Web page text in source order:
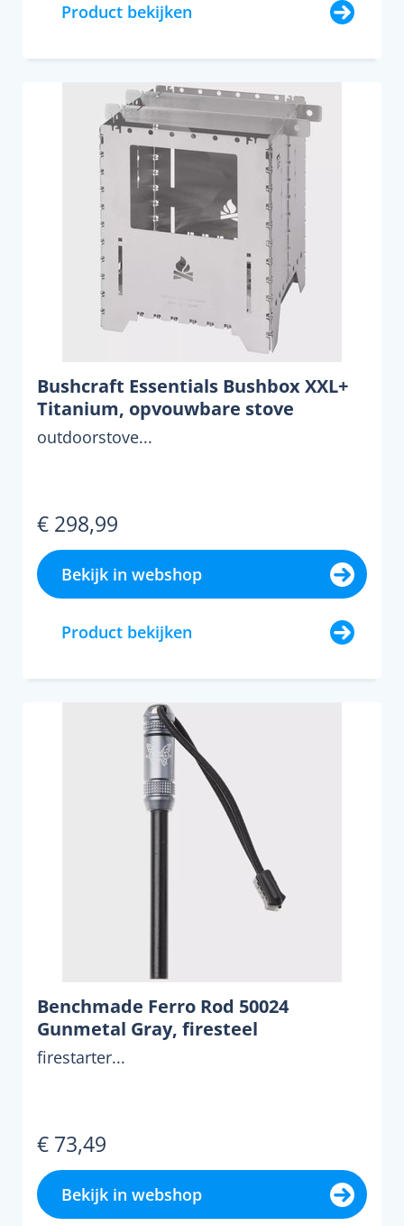
Product bekijken
Bushcraft Essentials Bushbox XXL+
Titanium, opvouwbare stove
outdoorstove...
€ 298,99
Bekijk in webshop
Product bekijken
Benchmade Ferro Rod 50024
Gunmetal Gray, firesteel
firestarter...
€ 73,49
Bekijk in webshop